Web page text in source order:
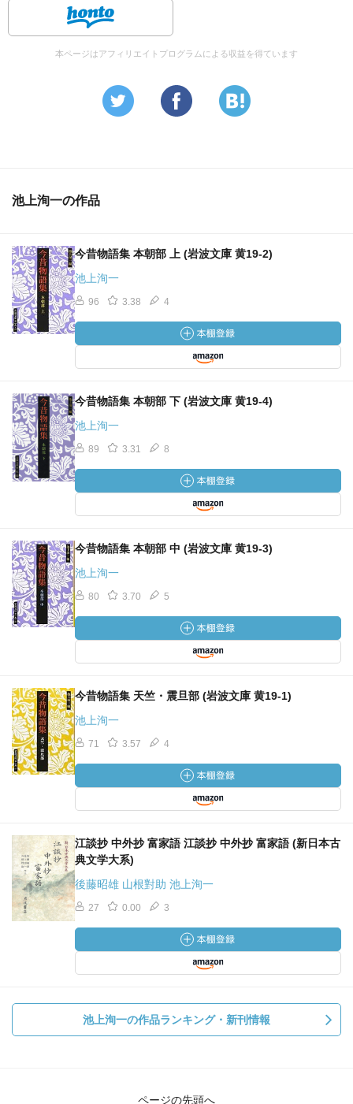
本ページはアフィリエイトプログラムによる収益を得ています
池上洵一の作品
今昔物語集 本朝部 上 (岩波文庫 黄19-2)
池上洵一
96 3.38 4
今昔物語集 本朝部 下 (岩波文庫 黄19-4)
池上洵一
89 3.31 8
今昔物語集 本朝部 中 (岩波文庫 黄19-3)
池上洵一
80 3.70 5
今昔物語集 天竺・震旦部 (岩波文庫 黄19-1)
池上洵一
71 3.57 4
江談抄 中外抄 富家語 江談抄 中外抄 富家語 (新日本古
典文学大系)
後藤昭雄 山根對助 池上洵一
27 0.00 3
池上洵一の作品ランキング・新刊情報
ページの先頭へ